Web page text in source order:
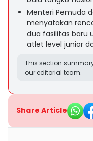
Menteri Pemuda
menyatakan
dua fasilitas baru
atlet level junior
This section
our editorial team.
Share Article